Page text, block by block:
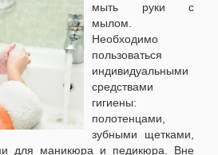
мыть руки с
мылом.
Необходимо
пользоваться
индивидуальными
средствами
гигиены:
полотенцами,
зубными щетками,
для маникюра и педикюра. Вне